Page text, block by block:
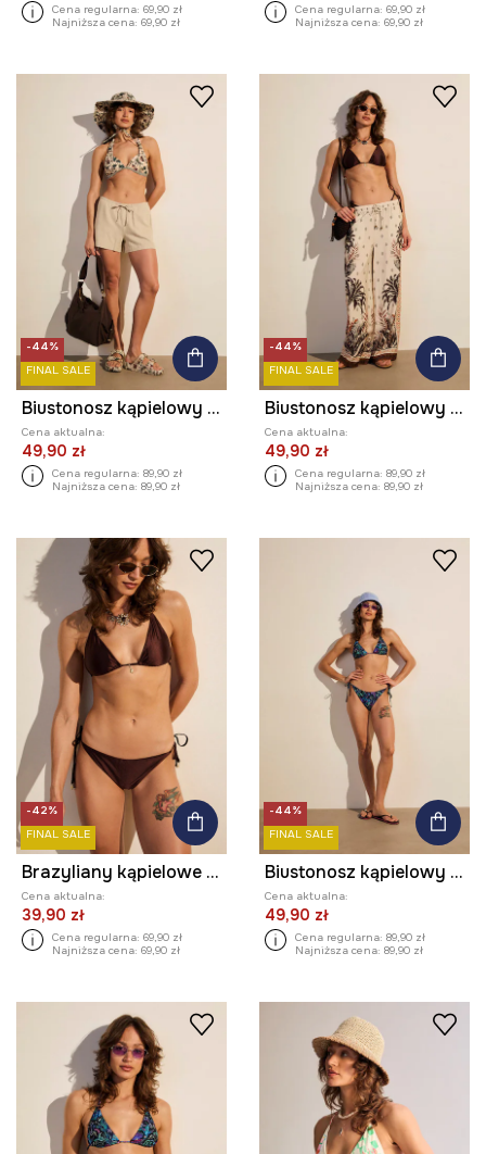
Cena regularna: 69,90 zł
Najniższa cena: 69,90 zł
Cena regularna: 69,90 zł
Najniższa cena: 69,90 zł
-44%
FINAL SALE
Biustonosz kąpielowy damski
Cena aktualna:
49,90 zł
Cena regularna: 89,90 zł
Najniższa cena: 89,90 zł
-44%
FINAL SALE
Biustonosz kąpielowy damski gładki
Cena aktualna:
49,90 zł
Cena regularna: 89,90 zł
Najniższa cena: 89,90 zł
-42%
FINAL SALE
Brazyliany kąpielowe damskie gładkie
Cena aktualna:
39,90 zł
Cena regularna: 69,90 zł
Najniższa cena: 69,90 zł
-44%
FINAL SALE
Biustonosz kąpielowy damski
Cena aktualna:
49,90 zł
Cena regularna: 89,90 zł
Najniższa cena: 89,90 zł